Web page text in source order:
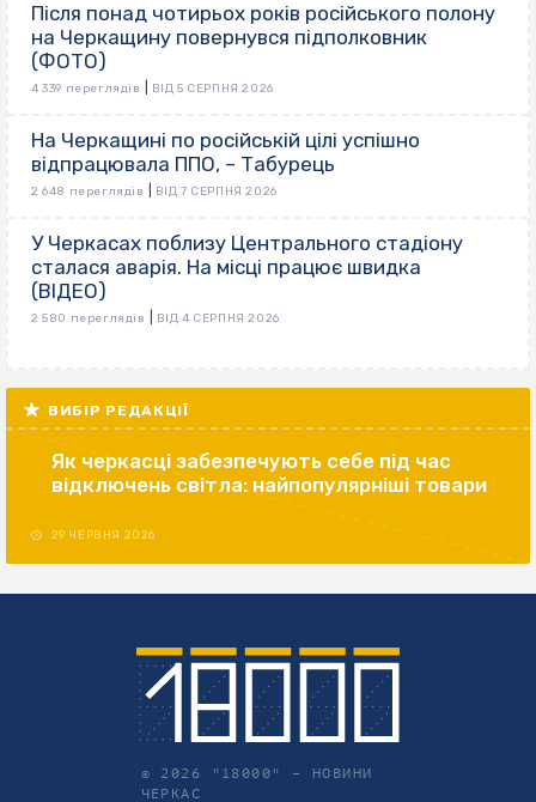
Після понад чотирьох років російського полону
на Черкащину повернувся підполковник
(ФОТО)
4 339 переглядів ВІД 5 СЕРПНЯ 2026
На Черкащині по російській цілі успішно
відпрацювала ППО, – Табурець
2 648 переглядів ВІД 7 СЕРПНЯ 2026
У Черкасах поблизу Центрального стадіону
сталася аварія. На місці працює швидка
(ВІДЕО)
2 580 переглядів ВІД 4 СЕРПНЯ 2026
ВИБІР РЕДАКЦІЇ
Як черкасці забезпечують себе під час
відключень світла: найпопулярніші товари
29 ЧЕРВНЯ 2026
© 2026 "18000" – НОВИНИ
ЧЕРКАС